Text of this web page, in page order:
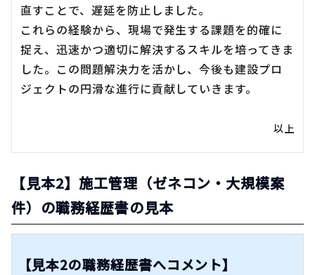
直すことで、遅延を防止しました。
これらの経験から、現場で発生する課題を的確に
捉え、迅速かつ適切に解決するスキルを培ってきま
した。この問題解決力を活かし、今後も建設プロ
ジェクトの円滑な進行に貢献していきます。
以上
【見本2】施工管理（ゼネコン・大規模案
件）の職務経歴書の見本
【見本2の職務経歴書へコメント】